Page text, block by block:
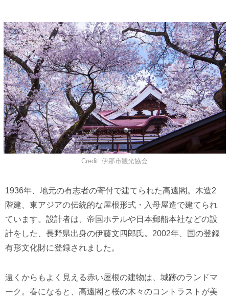
Credit: 伊那市観光協会
1936年、地元の有志者の寄付で建てられた高遠閣。木造2
階建、東アジアの伝統的な屋根形式・入母屋造で建てられ
ています。設計者は、帝国ホテルや日本郵船本社などの設
計をした、長野県出身の伊藤文四郎氏。2002年、国の登録
有形文化財に登録されました。
遠くからもよく見える赤い屋根の建物は、城跡のランドマ
ーク。春になると、高遠閣と桜の木々のコントラストが美